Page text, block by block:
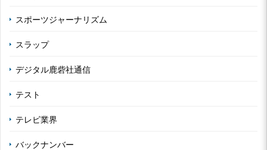
スポーツジャーナリズム
スラップ
デジタル鹿砦社通信
テスト
テレビ業界
バックナンバー